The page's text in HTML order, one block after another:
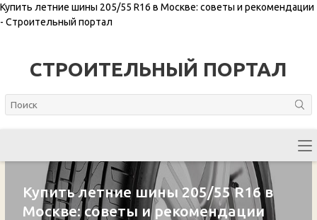
Купить летние шины 205/55 R16 в Москве: советы и рекомендации
- Строительный портал
СТРОИТЕЛЬНЫЙ ПОРТАЛ
Купить летние шины 205/55 R16 в
Москве: советы и рекомендации